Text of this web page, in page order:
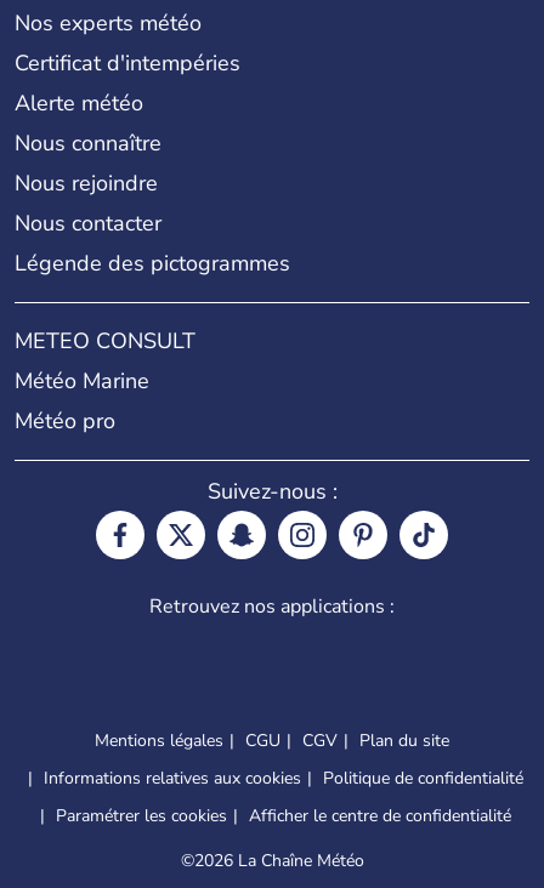
Nos experts météo
Certificat d'intempéries
Alerte météo
Nous connaître
Nous rejoindre
Nous contacter
Légende des pictogrammes
METEO CONSULT
Météo Marine
Météo pro
Suivez-nous :
Retrouvez nos applications :
Mentions légales CGU CGV
Plan du site
Informations relatives aux cookies
Politique de confidentialité
Paramétrer les cookies
Afficher le centre de confidentialité
©2026 La Chaîne Météo